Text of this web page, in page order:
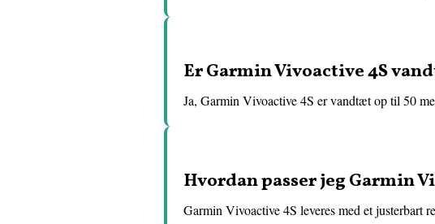
Er Garmin Vivoactive 4S
Ja, Garmin Vivoactive 4S er vandtæt op til 50
Hvordan passer jeg Garmin
Garmin Vivoactive 4S leveres med et justerbart